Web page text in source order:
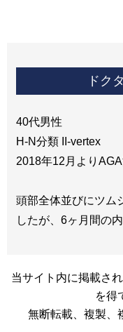
ドク
40代男性
H-N分類 II-vertex
2018年12月よりAGA
頭部全体並びにツム
したが、6ヶ月間の
当サイト内に掲載さ
を得
無断転載、複製、